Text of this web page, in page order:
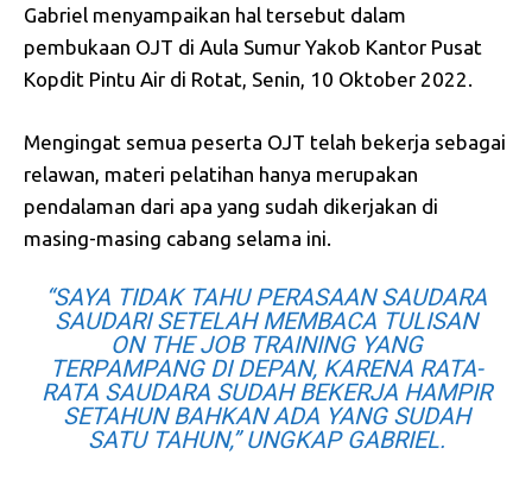
Gabriel menyampaikan hal tersebut dalam
pembukaan OJT di Aula Sumur Yakob Kantor Pusat
Kopdit Pintu Air di Rotat, Senin, 10 Oktober 2022.
Mengingat semua peserta OJT telah bekerja sebagai
relawan, materi pelatihan hanya merupakan
pendalaman dari apa yang sudah dikerjakan di
masing-masing cabang selama ini.
“SAYA TIDAK TAHU PERASAAN SAUDARA
SAUDARI SETELAH MEMBACA TULISAN
ON THE JOB TRAINING YANG
TERPAMPANG DI DEPAN, KARENA RATA-
RATA SAUDARA SUDAH BEKERJA HAMPIR
SETAHUN BAHKAN ADA YANG SUDAH
SATU TAHUN,” UNGKAP GABRIEL.